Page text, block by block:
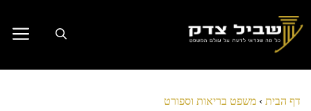
לתוכן
דף הבית › משפט בריאות וספורט